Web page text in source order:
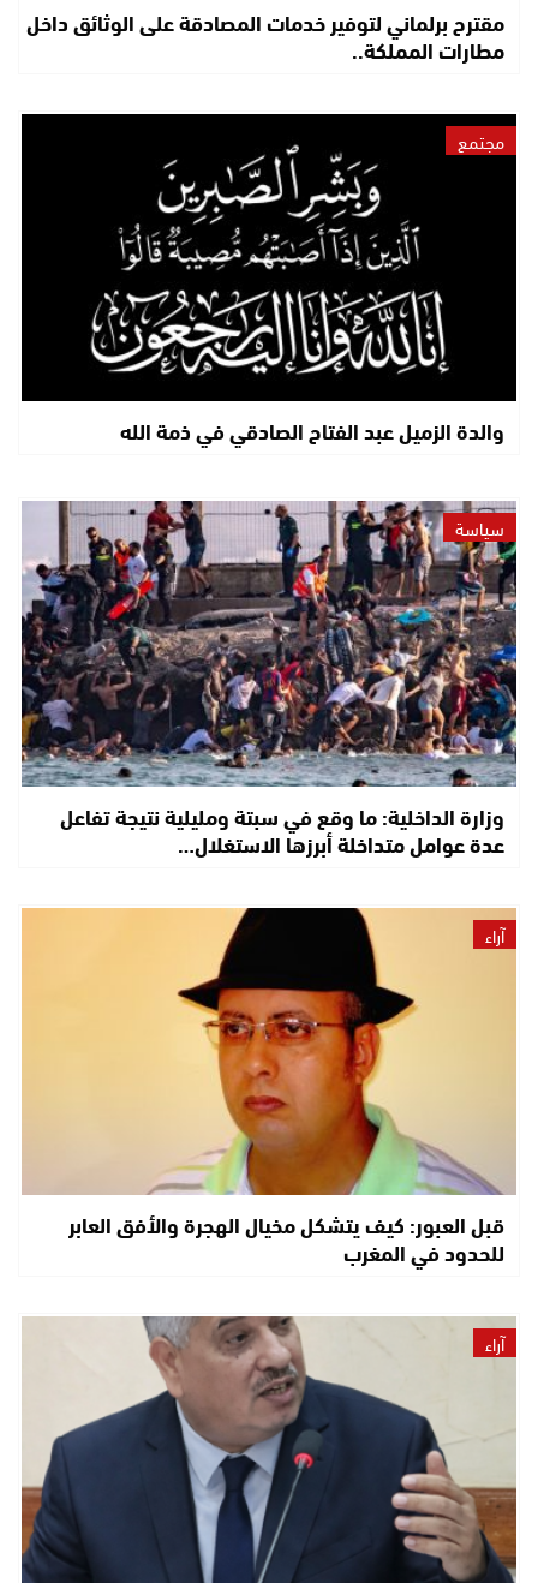
مقترح برلماني لتوفير خدمات المصادقة على الوثائق داخل
مطارات المملكة..
مجتمع
والدة الزميل عبد الفتاح الصادقي في ذمة الله
سياسة
وزارة الداخلية: ما وقع في سبتة ومليلية نتيجة تفاعل
عدة عوامل متداخلة أبرزها الاستغلال…
آراء
قبل العبور: كيف يتشكل مخيال الهجرة والأفق العابر
للحدود في المغرب
آراء